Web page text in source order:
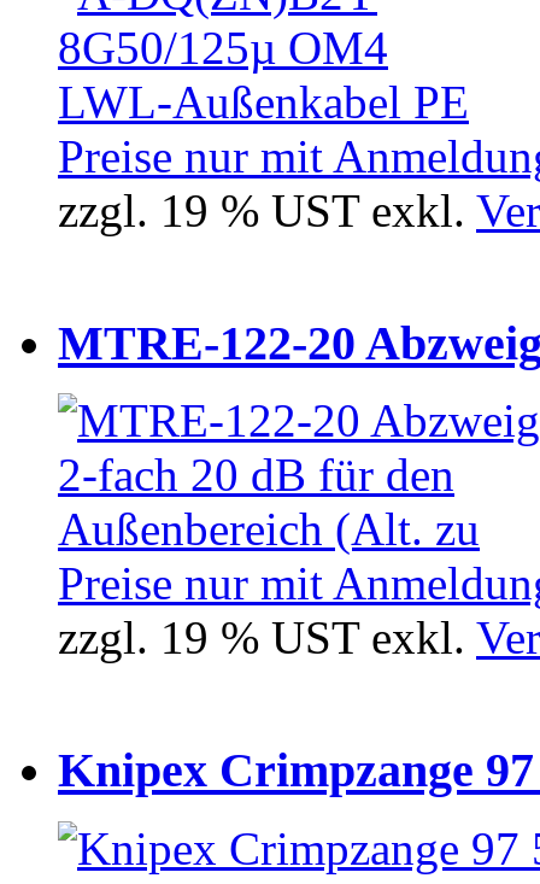
Preise nur mit
zzgl. 19 % UST exkl.
MTRE-122-20
Preise nur mit
zzgl. 19 % UST exkl.
Knipex Crimpzange 97